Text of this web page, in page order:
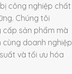
công nghiệp chất
Chúng tôi
cấp sản phẩm mà
cùng doanh nghiệp
và tối ưu hóa